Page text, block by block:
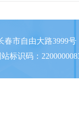
春市自由大路
标识码：